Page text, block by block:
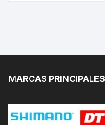
MARCAS PRINCIPALES